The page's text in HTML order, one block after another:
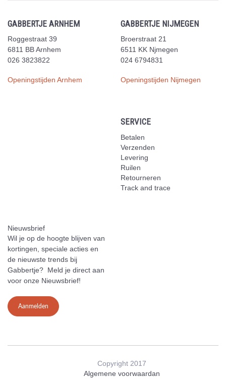
GABBERTJE ARNHEM
Roggestraat 39
6811 BB Arnhem
026 3823822
Openingstijden Arnhem
GABBERTJE NIJMEGEN
Broerstraat 21
6511 KK Njmegen
024 6794831
Openingstijden Nijmegen
SERVICE
Betalen
Verzenden
Levering
Ruilen
Retourneren
Track and trace
Nieuwsbrief
Wil je op de hoogte blijven van
kortingen, speciale acties en
de nieuwste trends bij
Gabbertje? Meld je direct aan
voor onze Nieuwsbrief!
Aanmelden
Copyright 2017
Algemene voorwaardan